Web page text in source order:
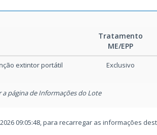
Tratamento
ME/EPP
extintor portátil Exclusivo
a página de Informações do Lote
09:05:48, para recarregar as informações